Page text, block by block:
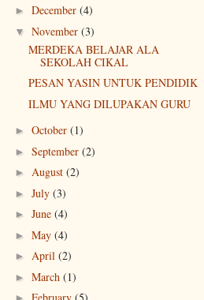
► December (4)
▼ November (3)
MERDEKA BELAJAR ALA
SEKOLAH CIKAL
PESAN YASIN UNTUK PENDIDIK
ILMU YANG DILUPAKAN GURU
► October (1)
► September (2)
► August (2)
► July (3)
► June (4)
► May (4)
► April (2)
► March (1)